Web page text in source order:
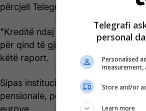
përcjell Telegrafi.
"Kreditë ndaj ekonomive familjare
për qind të gjithsej kredive të
këtë raport.
Sipas institucionit më të lart
pensionale, për këtë periudhë,
eurove.
Telegrafi
personal
Personalised
measurement,
Store and/or
Learn more